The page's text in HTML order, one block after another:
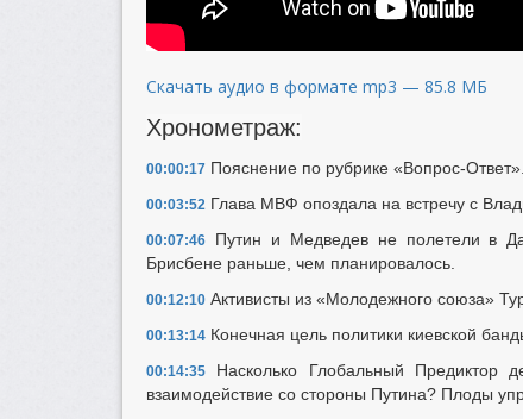
Скачать аудио в формате mp3 — 85.8 МБ
Хронометраж:
00:00:17 Пояснение по рубрике «Вопрос-Ответ».
00:03:52 Глава МВФ опоздала на встречу с
00:07:46 Путин и Медведев не полетели в
Брисбене раньше, чем планировалось.
00:12:10 Активисты из «Молодежного союза»
00:13:14 Конечная цель политики киевской
00:14:35 Насколько Глобальный Предиктор
взаимодействие со стороны Путина? Плоды